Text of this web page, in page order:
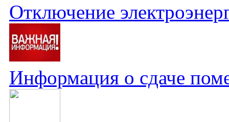
Отключение
Информация о сдаче